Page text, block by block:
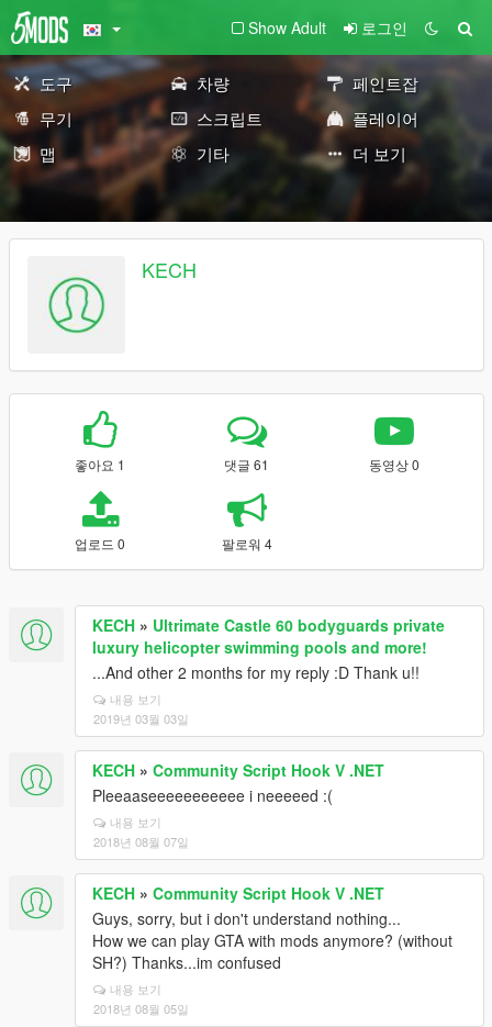
Show Adult 로그인
도구 차량
페인트잡
무기
스크립트
플레이어
맵
기타 더 보기
KECH
좋아요 1 댓글 61 동영상 0
업로드 0 팔로워 4
KECH » Ultrimate Castle 60 bodyguards private
luxury helicopter swimming pools and more!
...And other 2 months for my reply :D Thank u!!
내용 보기
2019년 03월 03일
KECH » Community Script Hook V .NET
Pleeaaseeeeeeeeeee i neeeeed :(
내용 보기
2018년 08월 07일
KECH » Community Script Hook V .NET
Guys, sorry, but i don't understand nothing...
How we can play GTA with mods anymore? (without
SH?) Thanks...im confused
내용 보기
2018년 08월 05일